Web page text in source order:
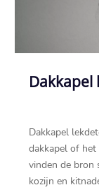
Dakkapel
Dakkapel
dakkapel of
vinden de bron
kozijn en